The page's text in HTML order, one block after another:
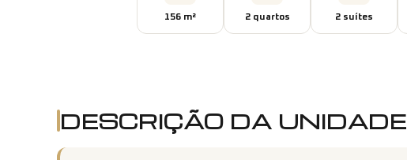
156 m² 2quartos 2 suítes
DESCRIÇÃO DA UNIDADE